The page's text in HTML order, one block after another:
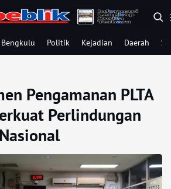
Bengkulu Politik Kejadian Daerah
Pengamanan PLTA
Perlindungan